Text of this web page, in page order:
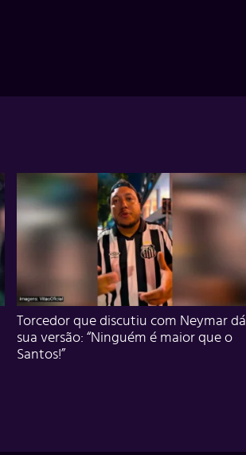
Torcedor que discutiu com Neymar dá
sua versão: “Ninguém é maior que o
Santos!”